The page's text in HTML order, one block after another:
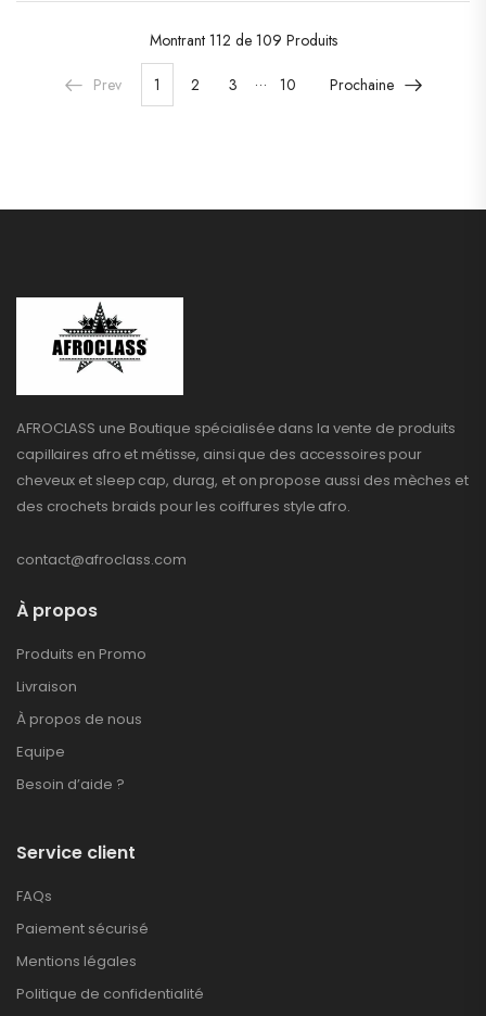
Montrant 112 de 109 Produits
Prev 1 2 3 … 10 Prochaine
AFROCLASS une Boutique spécialisée dans la vente de produits
capillaires afro et métisse, ainsi que des accessoires pour
cheveux et sleep cap, durag, et on propose aussi des mèches et
des crochets braids pour les coiffures style afro.
contact@afroclass.com
À propos
Produits en Promo
Livraison
À propos de nous
Equipe
Besoin d’aide ?
Service client
FAQs
Paiement sécurisé
Mentions légales
Politique de confidentialité